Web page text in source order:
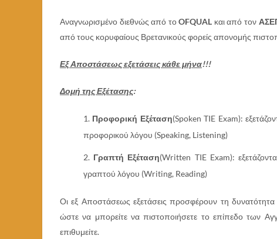
Αναγνωρισμένο διεθνώς από τοOFQUAL και από τον
από τους κορυφαίους Βρετανικούς φορείς απονομής
Εξ Αποστάσεως εξετάσεις κάθε μήνα!!!
Δομή της Εξέτασης:
Προφορική Εξέταση(Spoken TIE Exam):
προφορικού λόγου (Speaking, Listening)
Γραπτή Εξέταση(Written TIE Exam):
γραπτού λόγου (Writing, Reading)
Οι εξ Αποστάσεως εξετάσεις προσφέρουν τη δυνατότητα
ώστε να μπορείτε να πιστοποιήσετε το επίπεδο των
επιθυμείτε.